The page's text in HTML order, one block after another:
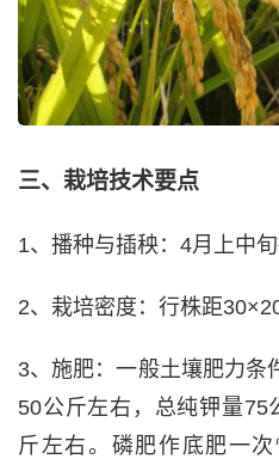
三、栽培技术要点
1、播种与插秧：4月上中
2、栽培密度：行株距
3、施肥：一般土壤肥力条
50公斤左右，总纯钾量75
斤左右。磷肥作底肥一